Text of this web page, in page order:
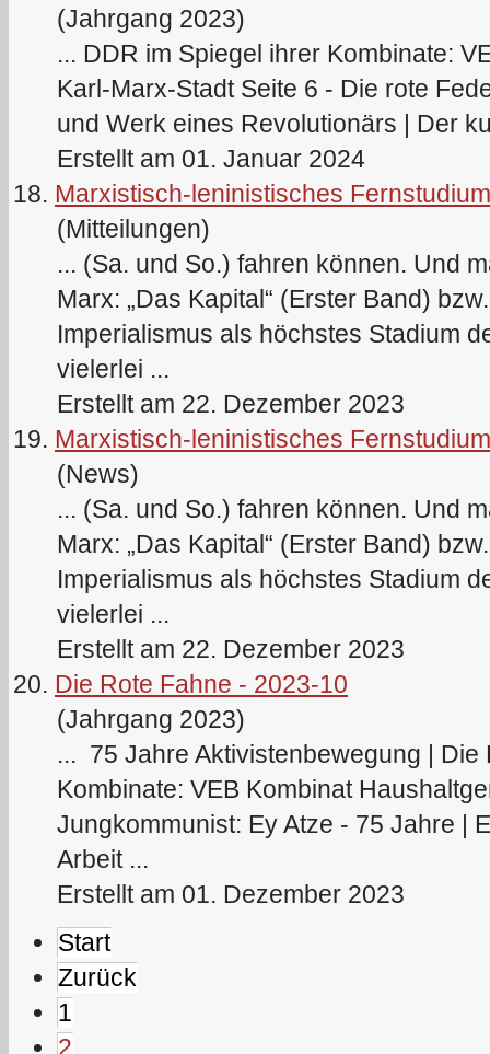
(Jahrgang 2023)
... DDR im Spiegel ihrer Kombinate:
Karl-Marx-Stadt Seite 6 - Die rote
und Werk eines Revolutionärs | Der
Erstellt am 01. Januar 2024
18. Marxistisch-leninistisches
(Mitteilungen)
... (Sa. und So.) fahren können. Und
Marx: „Das Kapital“ (Erster Band)
Imperialismus als höchstes Stadium
vielerlei ...
Erstellt am 22. Dezember 2023
19. Marxistisch-leninistisches
(News)
... (Sa. und So.) fahren können. Und
Marx: „Das Kapital“ (Erster Band)
Imperialismus als höchstes Stadium
vielerlei ...
Erstellt am 22. Dezember 2023
20. Die Rote Fahne - 2023-10
(Jahrgang 2023)
... 75 Jahre Aktivistenbewegung | Die
Kombinate: VEB Kombinat
Jungkommunist: Ey Atze - 75 Jahre |
Arbeit ...
Erstellt am 01. Dezember 2023
Start
Zurück
1
2